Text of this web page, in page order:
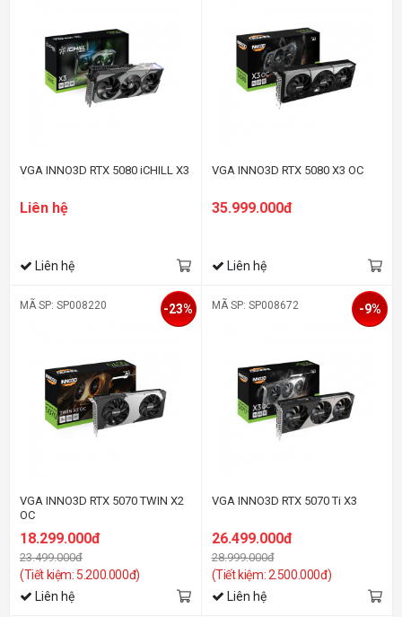
VGA INNO3D RTX 5080 iCHILL X3
Liên hệ
Liên hệ
VGA INNO3D RTX 5080 X3 OC
35.999.000đ
Liên hệ
MÃ SP: SP008220
VGA INNO3D RTX 5070 TWIN X2
OC
18.299.000đ
23.499.000đ
(Tiết kiệm: 5.200.000đ)
-23%
Liên hệ
MÃ SP: SP008672
VGA INNO3D RTX 5070 Ti X3
26.499.000đ
28.999.000đ
(Tiết kiệm: 2.500.000đ)
-9%
Liên hệ